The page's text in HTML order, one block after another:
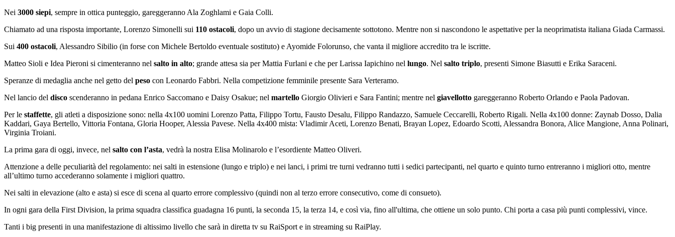
Nei 3000 siepi, sempre in ottica punteggio, gareggeranno Ala Zoghlami e Gaia Colli.
Chiamato ad una risposta importante, Lorenzo Simonelli sui 110 ostacoli, dopo un avvio di stagione decisamente sottotono. Mentre non si nascondono le aspettative per la neoprimatista italiana Giada Carmassi.
Sui 400 ostacoli, Alessandro Sibilio (in forse con Michele Bertoldo eventuale sostituto) e Ayomide Folorunso, che vanta il migliore accredito tra le iscritte.
Matteo Sioli e Idea Pieroni si cimenteranno nel salto in alto; grande attesa sia per Mattia Furlani e che per Larissa Iapichino nel lungo. Nel salto triplo, presenti Simone Biasutti e Erika Saraceni.
Speranze di medaglia anche nel getto del peso con Leonardo Fabbri. Nella competizione femminile presente Sara Verteramo.
Nel lancio del disco scenderanno in pedana Enrico Saccomano e Daisy Osakue; nel martello Giorgio Olivieri e Sara Fantini; mentre nel giavellotto gareggeranno Roberto Orlando e Paola Padovan.
Per le staffette, gli atleti a disposizione sono: nella 4x100 uomini Lorenzo Patta, Filippo Tortu, Fausto Desalu, Filippo Randazzo, Samuele Ceccarelli, Roberto Rigali. Nella 4x100 donne: Zaynab Dosso, Dalia
Kaddari, Gaya Bertello, Vittoria Fontana, Gloria Hooper, Alessia Pavese. Nella 4x400 mista: Vladimir Aceti, Lorenzo Benati, Brayan Lopez, Edoardo Scotti, Alessandra Bonora, Alice Mangione, Anna Polinari,
Virginia Troiani.
La prima gara di oggi, invece, nel salto con l’asta, vedrà la nostra Elisa Molinarolo e l’esordiente Matteo Oliveri.
Attenzione a delle peculiarità del regolamento: nei salti in estensione (lungo e triplo) e nei lanci, i primi tre turni vedranno tutti i sedici partecipanti, nel quarto e quinto turno entreranno i migliori otto, mentre
all’ultimo turno accederanno solamente i migliori quattro.
Nei salti in elevazione (alto e asta) si esce di scena al quarto errore complessivo (quindi non al terzo errore consecutivo, come di consueto).
In ogni gara della First Division, la prima squadra classifica guadagna 16 punti, la seconda 15, la terza 14, e così via, fino all'ultima, che ottiene un solo punto. Chi porta a casa più punti complessivi, vince.
Tanti i big presenti in una manifestazione di altissimo livello che sarà in diretta tv su RaiSport e in streaming su RaiPlay.